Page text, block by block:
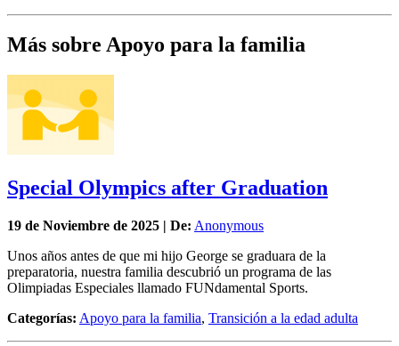
Más sobre Apoyo para la familia
Special Olympics after Graduation
19 de Noviembre de 2025 | De: Anonymous
Unos años antes de que mi hijo George se graduara de la
preparatoria, nuestra familia descubrió un programa de las
Olimpiadas Especiales llamado FUNdamental Sports.
Categorías: Apoyo para la familia, Transición a la edad adulta